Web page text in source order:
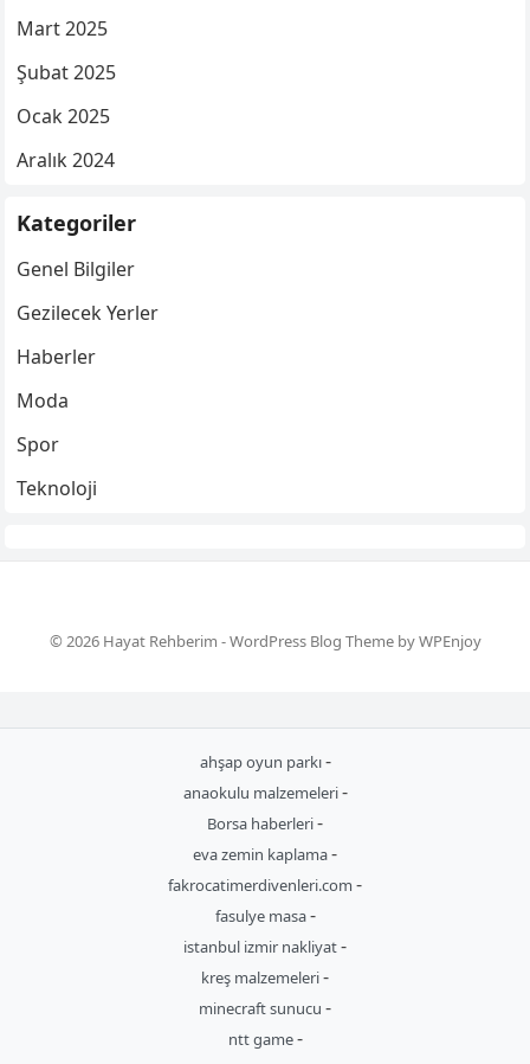
Mart 2025
Şubat 2025
Ocak 2025
Aralık 2024
Kategoriler
Genel Bilgiler
Gezilecek Yerler
Haberler
Moda
Spor
Teknoloji
© 2026 Hayat Rehberim -WordPress Blog ThemebyWPEnjoy
ahşap oyun parkı-
anaokulu malzemeleri-
Borsa haberleri-
eva zemin kaplama-
fakrocatimerdivenleri.com -
fasulye masa-
istanbul izmir nakliyat-
kreş malzemeleri-
minecraft sunucu -
ntt game-